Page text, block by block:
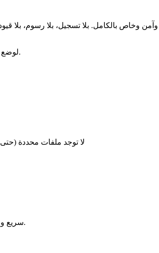
اضغط على Ctrl+D لوضع إشارة مرجعية.
لا توجد ملفات محددة (حتى 10 ملفات، بحد أقصى 2 جيجابايت)
تحويل MP4 إلى AVI سريع وخاص وموثوق.